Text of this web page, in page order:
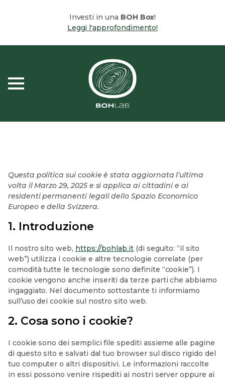
Investi in una BOH Box!
Leggi l'approfondimento!
Questa politica sui cookie è stata aggiornata l’ultima
volta il Marzo 29, 2025 e si applica ai cittadini e ai
residenti permanenti legali dello Spazio Economico
Europeo e della Svizzera.
1. Introduzione
Il nostro sito web, https://bohlab.it(di seguito: “il sito
web”) utilizza i cookie e altre tecnologie correlate (per
comodità tutte le tecnologie sono definite “cookie”). I
cookie vengono anche inseriti da terze parti che abbiamo
ingaggiato. Nel documento sottostante ti informiamo
sull’uso dei cookie sul nostro sito web.
2. Cosa sono i cookie?
I cookie sono dei semplici file spediti assieme alle pagine
di questo sito e salvati dal tuo browser sul disco rigido del
tuo computer o altri dispositivi. Le informazioni raccolte
in essi possono venire rispediti ai nostri server oppure ai